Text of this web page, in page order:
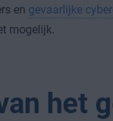
en gevaarlijke
mogelijk.
het